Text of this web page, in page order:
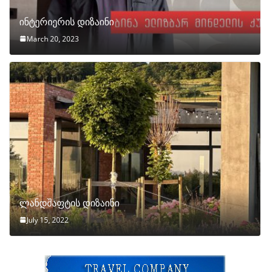
ინტერიერის დიზაინი
March 20, 2023
ლანდშაფტის დიზაინი
July 15, 2022